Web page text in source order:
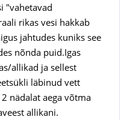
"vahetavad
rikas vesi hakkab
jahtudes kuniks see
nõnda puid.Igas
allikad ja sellest
ükli läbinud vett
nädalat aega võtma
allikani.